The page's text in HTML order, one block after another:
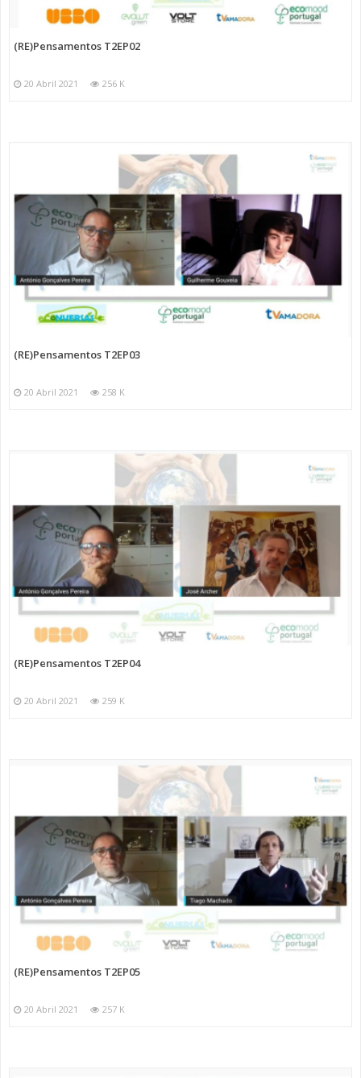
(RE)Pensamentos T2EP02
20 Abril 2021 256 K
(RE)Pensamentos T2EP03
20 Abril 2021 258 K
(RE)Pensamentos T2EP04
20 Abril 2021 259 K
(RE)Pensamentos T2EP05
20 Abril 2021 257 K